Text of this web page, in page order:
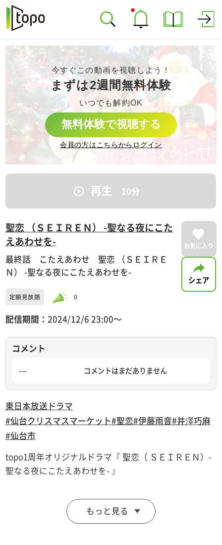
今すぐこの動画を視聴しよう！
まずは2週間無料体験
いつでも解約OK
無料体験で視聴する
会員の方はこちらからログイン
再生 10分
聖恋 （ＳＥＩＲＥＮ） -聖なる夜にこた
えあわせを-
最終話 こたえあわせ 聖恋 （ＳＥＩＲＥ
Ｎ） -聖なる夜にこたえあわせを-
定額見放題 0
配信期間： 2024/12/6 23:00〜
お気に入り
シェア
コメント
--- コメントはまだありません
東日本放送 ドラマ
#仙台クリスマスマーケット#聖恋#伊藤雨音#井澤巧麻
#仙台市
topo1周年オリジナルドラマ『 聖恋（ ＳＥＩＲＥＮ）-
聖なる夜にこたえあわせを- 』
クリスマスマーケットのツリー前で告白すると生涯固い
そんな都市伝説を信じ続けている新人アナウンサーの広
もっと見る